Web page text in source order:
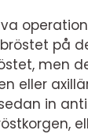
på
men
eller
in